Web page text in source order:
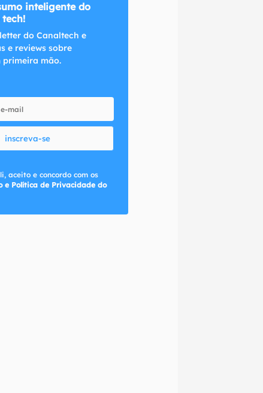
inteligente do
do Canaltech e
e reviews sobre
mão.
inscreva-se
aceito e concordo com os
e Política de Privacidade do